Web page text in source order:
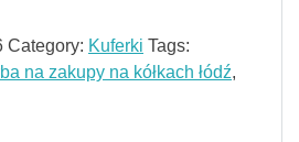
Category: Kuferki Tags:
na zakupy na kółkach łódź,